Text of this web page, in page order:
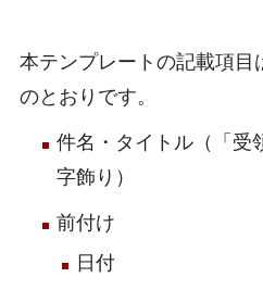
本テンプレートの記載項目
のとおりです。
件名・タイトル（「受
字飾り）
前付け
日付